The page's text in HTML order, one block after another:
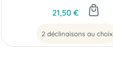
21,50 €
2 déclinaisons au choix